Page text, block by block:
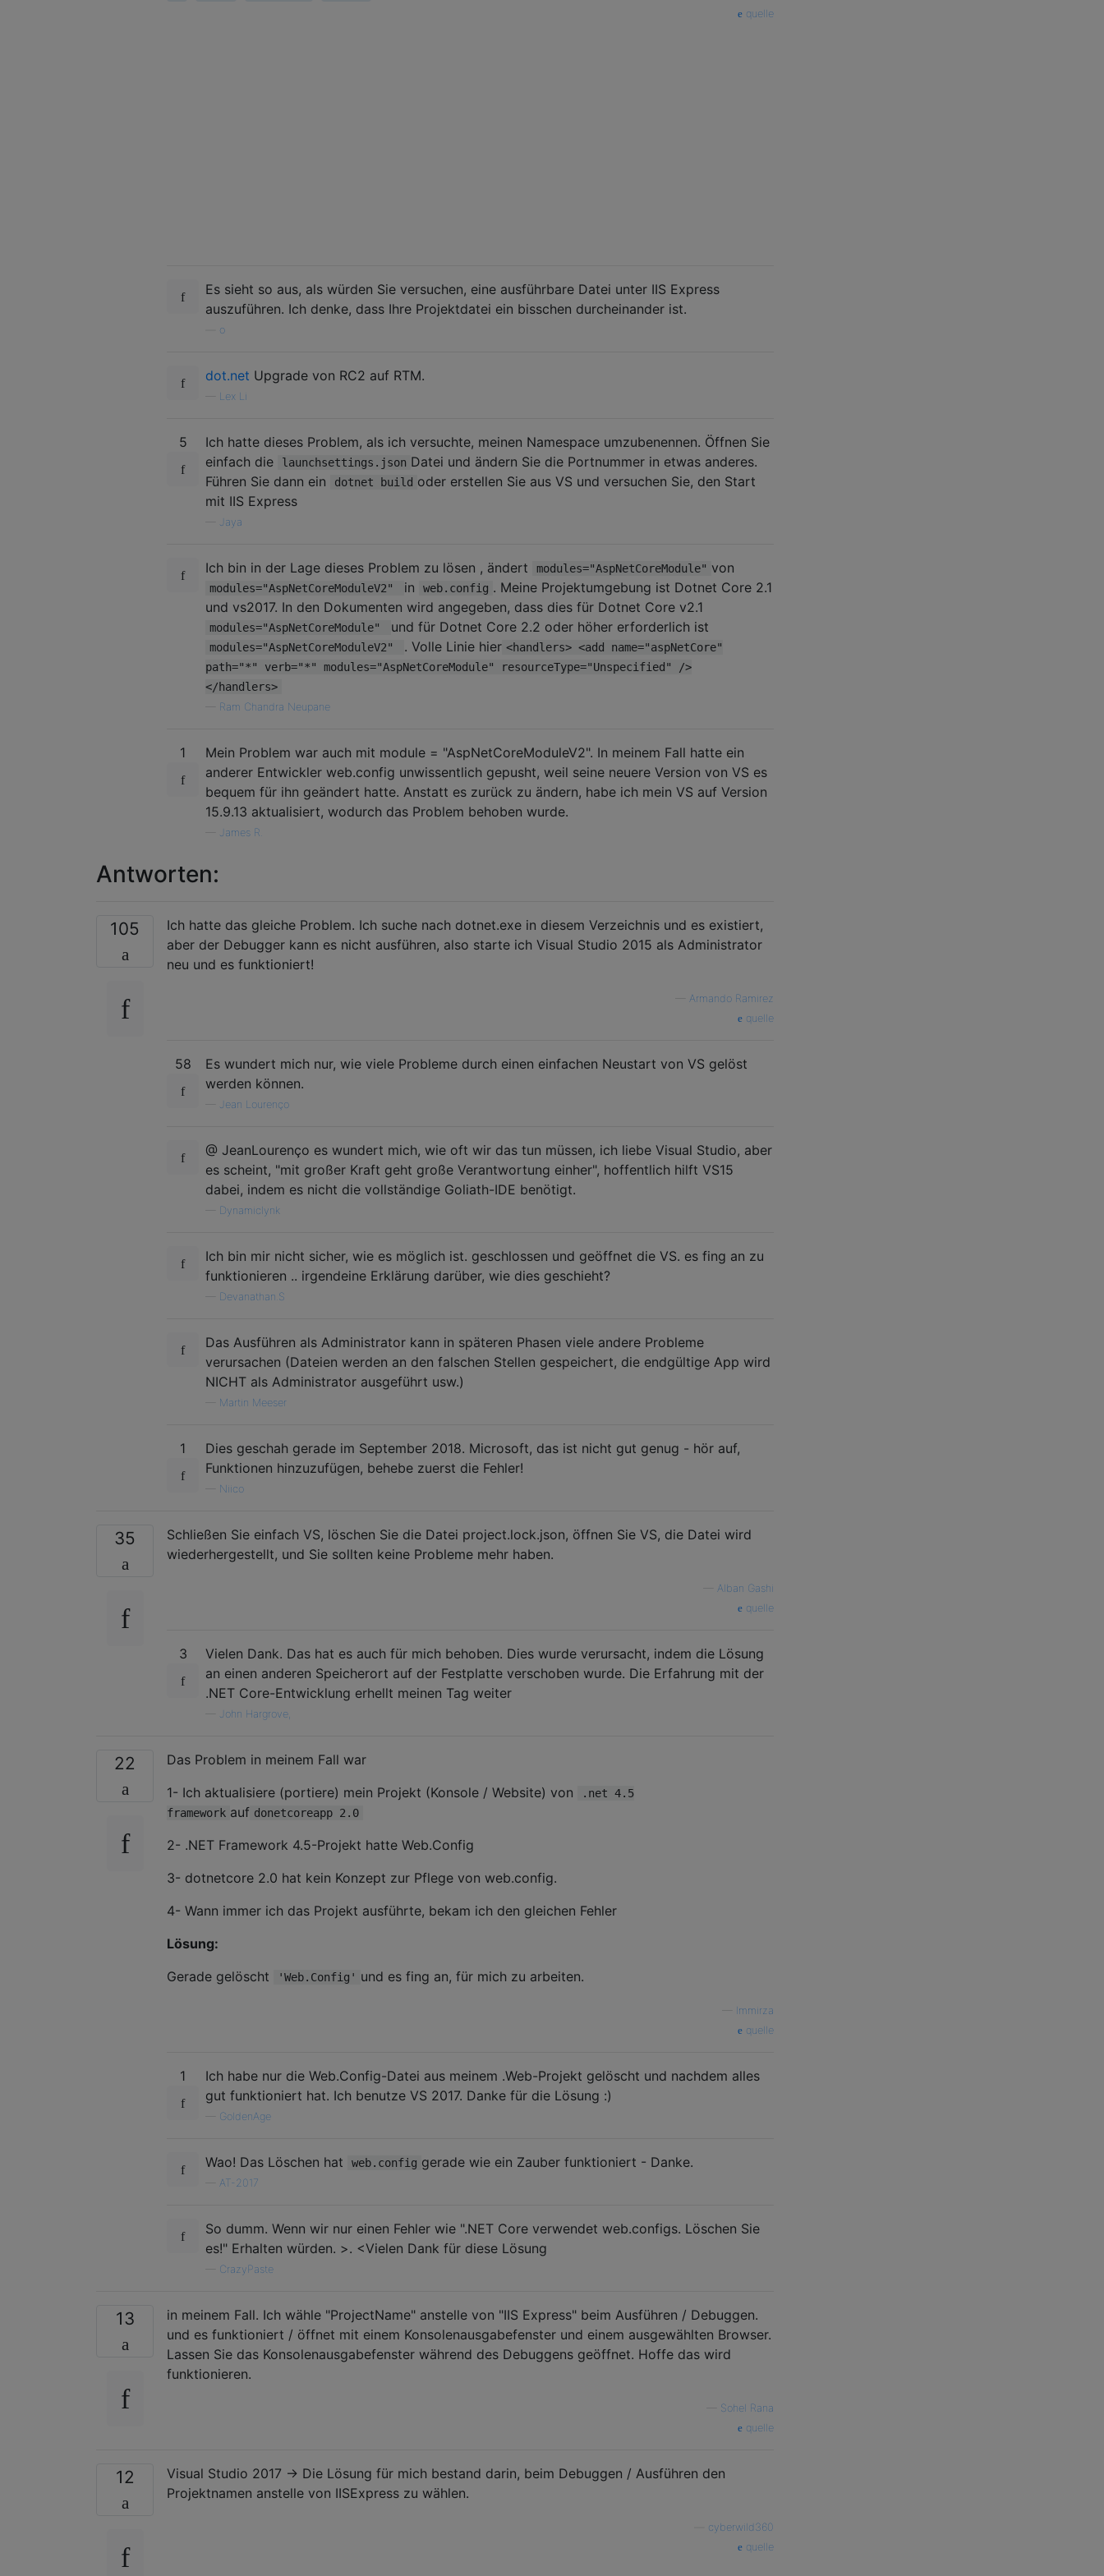
quelle
Es sieht so aus, als würden Sie versuchen, eine ausführbare Datei unter IIS Express
auszuführen. Ich denke, dass Ihre Projektdatei ein bisschen durcheinander ist.
o
dot.net Upgrade von RC2 auf RTM.
Lex Li
5
Ich hatte dieses Problem, als ich versuchte, meinen Namespace umzubenennen. Öffnen Sie
einfach die
launchsettings.json Datei und ändern Sie die Portnummer in etwas anderes.
Führen Sie dann ein
dotnet build oder erstellen Sie aus VS und versuchen Sie, den Start
mit IIS Express
Jaya
Ich bin in der Lage dieses Problem zu lösen , ändert modules="AspNetCoreModule" von
modules="AspNetCoreModuleV2" in web.config . Meine Projektumgebung ist Dotnet Core 2.1
und vs2017. In den Dokumenten wird angegeben, dass dies für Dotnet Core v2.1
modules="AspNetCoreModule" und für Dotnet Core 2.2 oder höher erforderlich ist
modules="AspNetCoreModuleV2" . Volle Linie hier <handlers> <add name="aspNetCore"
path="*" verb="*" modules="AspNetCoreModule" resourceType="Unspecified" />
</handlers>
Ram Chandra Neupane
1
Mein Problem war auch mit module = "AspNetCoreModuleV2". In meinem Fall hatte ein
anderer Entwickler web.config unwissentlich gepusht, weil seine neuere Version von VS es
bequem für ihn geändert hatte. Anstatt es zurück zu ändern, habe ich mein VS auf Version
15.9.13 aktualisiert, wodurch das Problem behoben wurde.
James R.
Antworten:
105
Ich hatte das gleiche Problem. Ich suche nach dotnet.exe in diesem Verzeichnis und es existiert,
aber der Debugger kann es nicht ausführen, also starte ich Visual Studio 2015 als Administrator
neu und es funktioniert!
Armando Ramirez
quelle
58
Es wundert mich nur, wie viele Probleme durch einen einfachen Neustart von VS gelöst
werden können.
Jean Lourenço
@ JeanLourenço es wundert mich, wie oft wir das tun müssen, ich liebe Visual Studio, aber
es scheint, "mit großer Kraft geht große Verantwortung einher", hoffentlich hilft VS15
dabei, indem es nicht die vollständige Goliath-IDE benötigt.
Dynamiclynk
Ich bin mir nicht sicher, wie es möglich ist. geschlossen und geöffnet die VS. es fing an zu
funktionieren .. irgendeine Erklärung darüber, wie dies geschieht?
Devanathan.S
Das Ausführen als Administrator kann in späteren Phasen viele andere Probleme
verursachen (Dateien werden an den falschen Stellen gespeichert, die endgültige App wird
NICHT als Administrator ausgeführt usw.)
Martin Meeser
1
Dies geschah gerade im September 2018. Microsoft, das ist nicht gut genug - hör auf,
Funktionen hinzuzufügen, behebe zuerst die Fehler!
Niico
35
Schließen Sie einfach VS, löschen Sie die Datei project.lock.json, öffnen Sie VS, die Datei wird
wiederhergestellt, und Sie sollten keine Probleme mehr haben.
Alban Gashi
quelle
3
Vielen Dank. Das hat es auch für mich behoben. Dies wurde verursacht, indem die Lösung
an einen anderen Speicherort auf der Festplatte verschoben wurde. Die Erfahrung mit der
.NET Core-Entwicklung erhellt meinen Tag weiter
John Hargrove,
22
Das Problem in meinem Fall war
1- Ich aktualisiere (portiere) mein Projekt (Konsole / Website) von
.net 4.5
framework auf donetcoreapp 2.0
2- .NET Framework 4.5-Projekt hatte Web.Config
3- dotnetcore 2.0 hat kein Konzept zur Pflege von web.config.
4- Wann immer ich das Projekt ausführte, bekam ich den gleichen Fehler
Lösung:
Gerade gelöscht
'Web.Config' und es fing an, für mich zu arbeiten.
Immirza
quelle
1
Ich habe nur die Web.Config-Datei aus meinem .Web-Projekt gelöscht und nachdem alles
gut funktioniert hat. Ich benutze VS 2017. Danke für die Lösung :)
GoldenAge
Wao! Das Löschen hat web.config gerade wie ein Zauber funktioniert - Danke.
AT-2017
So dumm. Wenn wir nur einen Fehler wie ".NET Core verwendet web.configs. Löschen Sie
es!" Erhalten würden. >. <Vielen Dank für diese Lösung
CrazyPaste
13
in meinem Fall. Ich wähle "ProjectName" anstelle von "IIS Express" beim Ausführen / Debuggen.
und es funktioniert / öffnet mit einem Konsolenausgabefenster und einem ausgewählten Browser.
Lassen Sie das Konsolenausgabefenster während des Debuggens geöffnet. Hoffe das wird
funktionieren.
Sohel Rana
quelle
12
Visual Studio 2017 -> Die Lösung für mich bestand darin, beim Debuggen / Ausführen den
Projektnamen anstelle von IISExpress zu wählen.
cyberwild360
quelle